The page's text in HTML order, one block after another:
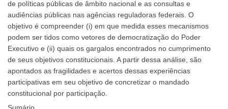
de políticas públicas de âmbito nacional e as consultas e
audiências públicas nas agências reguladoras federais. O
objetivo é compreender (i) em que medida esses mecanismos
podem ser tidos como vetores de democratização do Poder
Executivo e (ii) quais os gargalos encontrados no cumprimento
de seus objetivos constitucionais. A partir dessa análise, são
apontados as fragilidades e acertos dessas experiências
participativas em seu objetivo de concretizar o mandado
constitucional por participação.